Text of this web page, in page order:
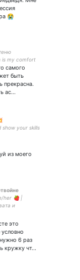
😭
is my comfort
самого
быть
прекрасна.
ас…
show your skills
из моего
her 🍓 |
и
сразу нахуй |
это
6 раз
кружку чт…